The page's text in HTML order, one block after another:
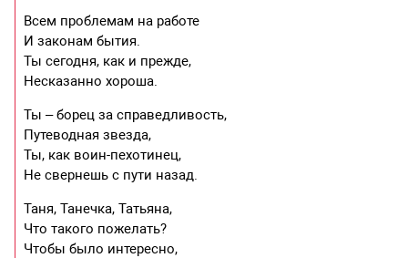
Всем проблемам на работе
И законам бытия.
Ты сегодня, как и прежде,
Несказанно хороша.
Ты – борец за справедливость,
Путеводная звезда,
Ты, как воин-пехотинец,
Не свернешь с пути назад.
Таня, Танечка, Татьяна,
Что такого пожелать?
Чтобы было интересно,